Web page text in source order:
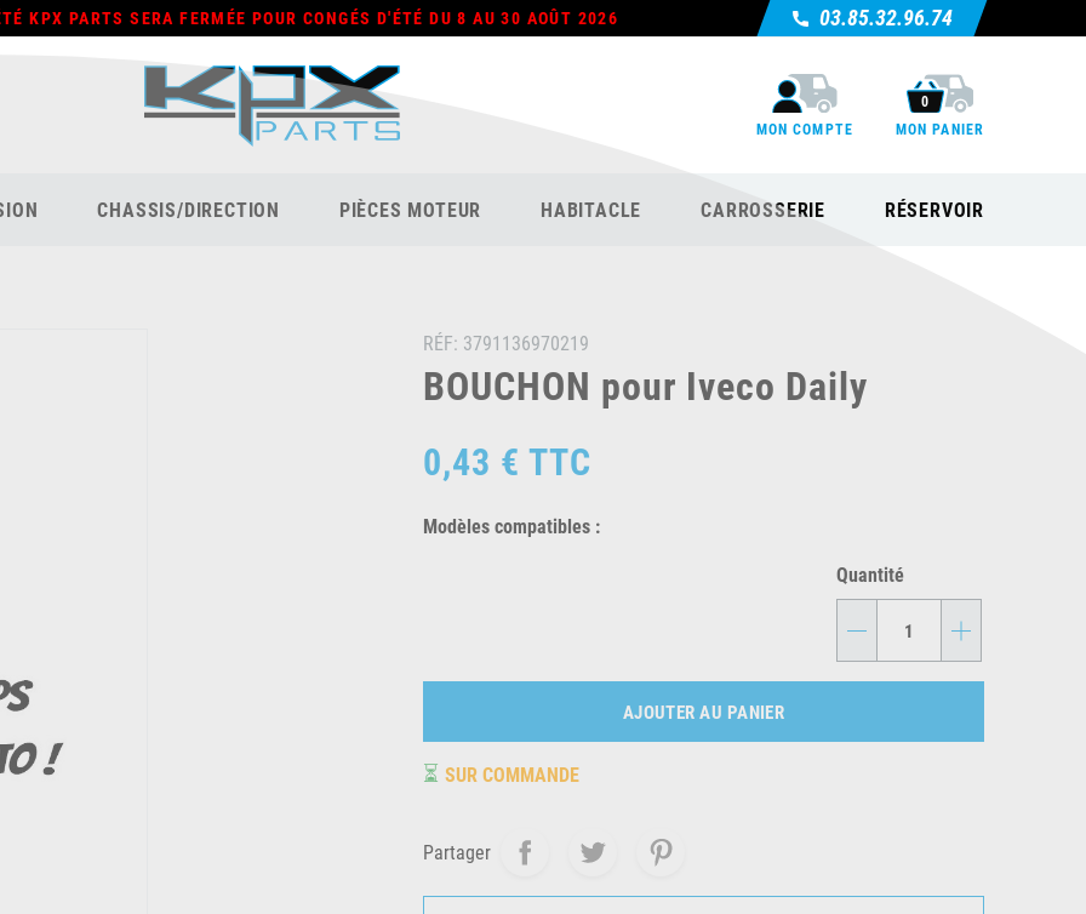
KPX PARTS SERA FERMÉE POUR CONGÉS D'ÉTÉ DU 8 AU 30 AOÛT 2026 03.85.32.96.74
MON COMPTE
0
MON PANIER
CHASSIS/DIRECTION PIÈCES MOTEUR HABITACLE CARROSSERIE RÉSERVOIR
RÉF: 3791136970219
BOUCHON pour Iveco Daily
0,43 € TTC
Modèles compatibles :
Quantité
- +
AJOUTER AU PANIER
⏳ SUR COMMANDE
Partager